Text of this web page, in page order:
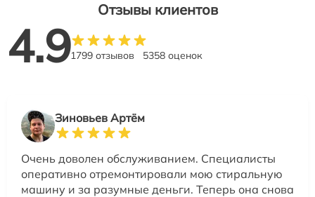
Отзывы клиентов
4.91799 отзывов 5358 оценок
Зиновьев Артём
Очень доволен обслуживанием. Специалисты
оперативно отремонтировали мою стиральную
машину и за разумные деньги. Теперь она снова